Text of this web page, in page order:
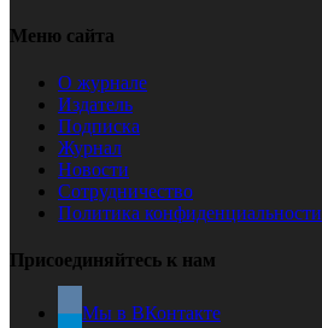
Меню сайта
О журнале
Издатель
Подписка
Журнал
Новости
Сотрудничество
Политика конфиденциальности
Присоединяйтесь к нам
Мы в ВКонтакте